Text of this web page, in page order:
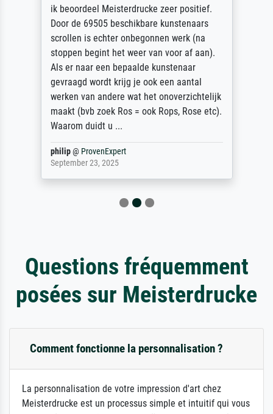
ik beoordeel Meisterdrucke zeer positief.
Door de 69505 beschikbare kunstenaars
scrollen is echter onbegonnen werk (na
stoppen begint het weer van voor af aan).
Als er naar een bepaalde kunstenaar
gevraagd wordt krijg je ook een aantal
werken van andere wat het onoverzichtelijk
maakt (bvb zoek Ros = ook Rops, Rose etc).
Waarom duidt u ...
philip@ ProvenExpert
September 23, 2025
Questions fréquemment
posées sur Meisterdrucke
Comment fonctionne la personnalisation ?
La personnalisation de votre impression d'art chez
Meisterdrucke est un processus simple et intuitif qui vous